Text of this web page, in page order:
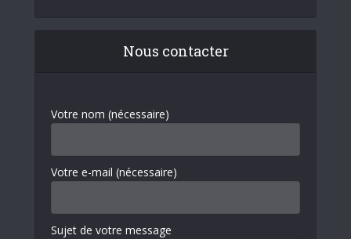
Nous contacter
Votre nom (nécessaire)
Votre e-mail (nécessaire)
Sujet de votre message